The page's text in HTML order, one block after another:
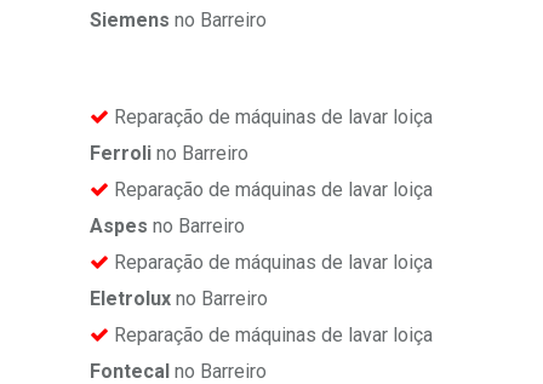
Siemens no Barreiro
Reparação de máquinas de lavar loiça
Ferroli no Barreiro
Reparação de máquinas de lavar loiça
Aspes no Barreiro
Reparação de máquinas de lavar loiça
Eletrolux no Barreiro
Reparação de máquinas de lavar loiça
Fontecal no Barreiro